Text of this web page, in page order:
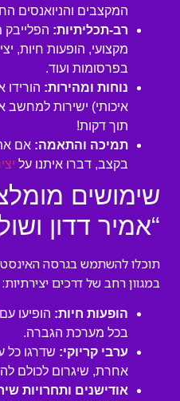
המקצבים והניואנסים
רב-תכליתיות: הפלייבק
מקצועי, הופעות חיות,
בפרסומות ועוד.
נוחות ומהירות:
איכותי) ישירות למחשב
תוך דקות!
תמיכה והתאמה: אם
בקצב, דברו איתנו על
שימושים
“אמיר דדון
תוכלו להשתמש בגרסה
במגוון רחב של דרכים יצירתיות:
הופעות חיות: הופיעו
בכל מערכת הגברה.
ערבי קריוקי: שדרגו כל
אחרת, שיגרום לכולם
אודישנים ותחרויות